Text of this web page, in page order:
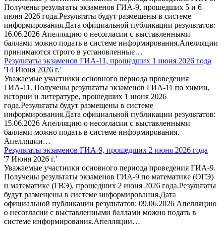
Получены результаты экзаменов ГИА-9, прошедших 5 и 6
июня 2026 года.Результаты будут размещены в системе
информирования.Дата официальной публикации результатов:
16.06.2026 Апелляцию о несогласии с выставленными
баллами можно подать в системе информирования.Апелляции
принимаются строго в установленные…
Результаты экзаменов ГИА-11, прошедших 1 июня 2026 года
'14 Июня 2026 г.'
Уважаемые участники основного периода проведения
ГИА-11. Получены результаты экзаменов ГИА-11 по химии,
истории и литературе, прошедших 1 июня 2026
года.Результаты будут размещены в системе
информирования.Дата официальной публикации результатов:
15.06.2026 Апелляцию о несогласии с выставленными
баллами можно подать в системе информирования.
Апелляции…
Результаты экзаменов ГИА-9, прошедших 2 июня 2026 года
'7 Июня 2026 г.'
Уважаемые участники основного периода проведения ГИА-9.
Получены результаты экзаменов ГИА-9 по математике (ОГЭ)
и математике (ГВЭ), прошедших 2 июня 2026 года.Результаты
будут размещены в системе информирования.Дата
официальной публикации результатов: 09.06.2026 Апелляцию
о несогласии с выставленными баллами можно подать в
системе информирования.Апелляции…